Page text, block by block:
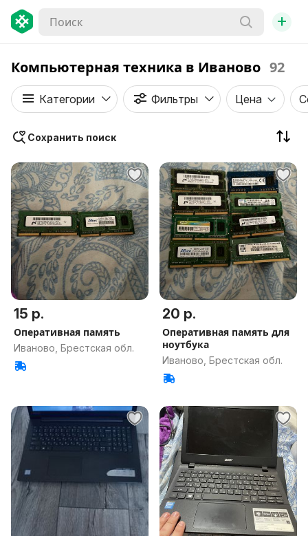
+
Компьютерная техника в Иваново 92
Категории Фильтры Цена
Сохранить поиск
15 р.
Оперативная память
Иваново, Брестская обл.
20 р.
Оперативная память для
ноутбука
Иваново, Брестская обл.